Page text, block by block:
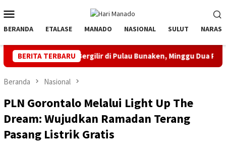
ke
kontenMobile
BERANDA ETALASE MANADO NASIONAL SULUT NARASI
BERITA TERBARU
Bergilir di Pulau Bunaken, Minggu Dua PLTD Pulih Total
Beranda Nasional
PLN Gorontalo Melalui Light Up The
Dream: Wujudkan Ramadan Terang
Pasang Listrik Gratis